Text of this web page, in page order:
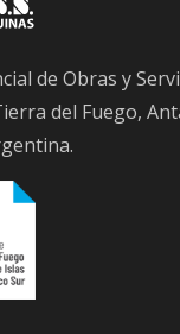
de Obras y
del Fuego,